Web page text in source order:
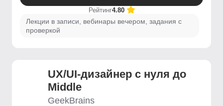
Рейтинг4.80
Лекции в записи, вебинары вечером, задания с
проверкой
UX/UI-дизайнер с нуля до
Middle
GeekBrains